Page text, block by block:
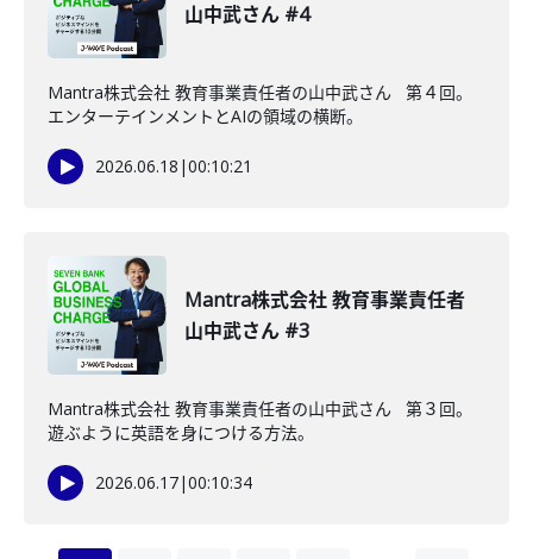
山中武さん #4
Mantra株式会社 教育事業責任者の山中武さん 第４回。
エンターテインメントとAIの領域の横断。
2026.06.18 |00:10:21
Mantra株式会社 教育事業責任者
山中武さん #3
Mantra株式会社 教育事業責任者の山中武さん 第３回。
遊ぶように英語を身につける方法。
2026.06.17|00:10:34